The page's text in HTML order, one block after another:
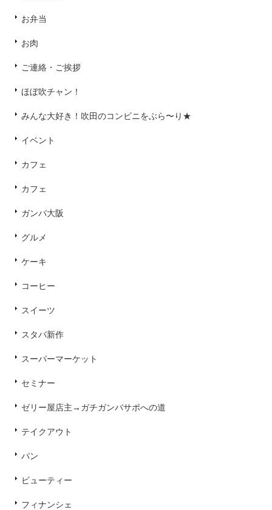
お弁当
お肉
ご連絡・ご挨拶
ほぼ吹チャン！
みんな大好き！吹田のコンビニをぶら〜り★
イベント
カフェ
カフェ
ガンバ大阪
グルメ
ケーキ
コーヒー
スイーツ
スタバ新作
スーパーマーケット
セミナー
ゼリー屋店主→ガチガンバサポへの道
テイクアウト
パン
ビューティー
フィナンシェ